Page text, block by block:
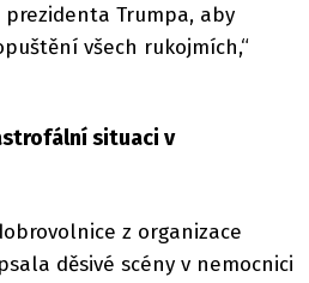
prezidenta Trumpa, aby
všech rukojmích,“
situaci v
z organizace
děsivé scény v nemocnici